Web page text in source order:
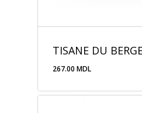
TISANE DU
267.00 MDL